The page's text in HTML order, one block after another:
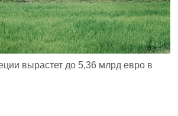
вырастет до 5,36 млрд евро в